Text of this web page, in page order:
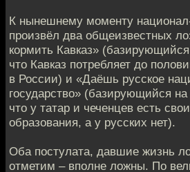
К нынешнему моменту
произвёл два общеизвестных
кормить Кавказ»
что Кавказ потребляет до
в России) и «Даёшь русское
государство» (базирующийся
что у татар и чеченцев есть
образования, а у русских нет).
Оба постулата, давшие жизнь
отметим – вполне ложны. По